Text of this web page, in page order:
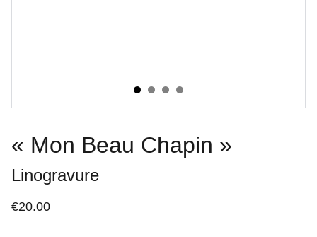
« Mon Beau Chapin »
Linogravure
€20.00